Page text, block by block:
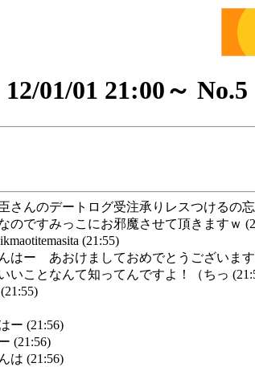
01/01 21:00～ No.5
さんのデートログ受注承りレスつけるの
のですみっこにお邪魔させて頂きますｗ
(21:55)
はー あおけましておめでとうございます
いことなんて知ってんですよ！（ちっ
ー (21:56)
(21:56)
は (21:56)